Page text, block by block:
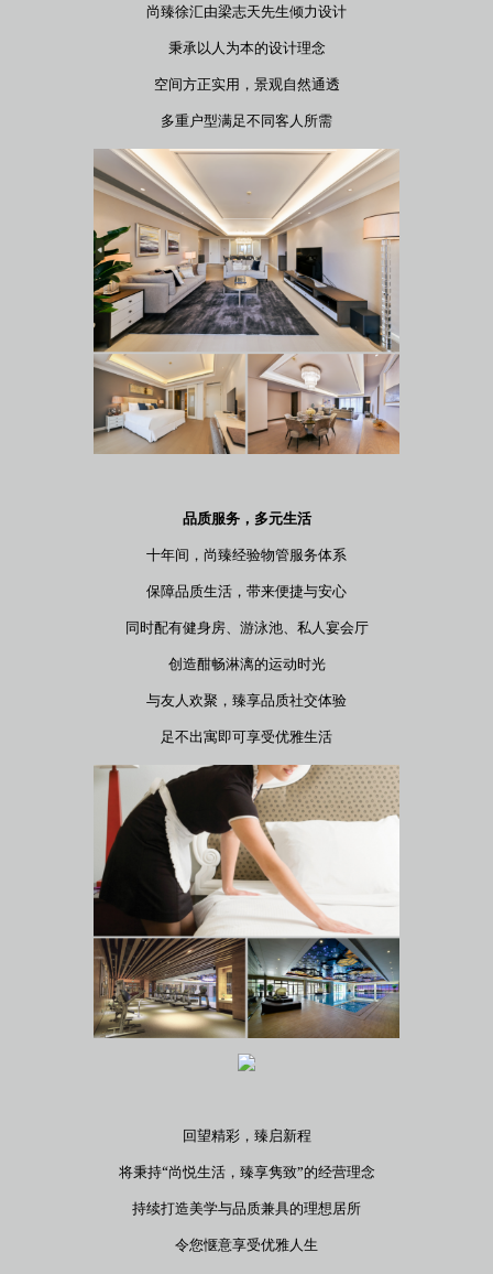
尚臻徐汇由梁志天先生倾力设计
秉承以人为本的设计理念
空间方正实用，景观自然通透
多重户型满足不同客人所需
品质服务，多元生活
十年间，尚臻经验物管服务体系
保障品质生活，带来便捷与安心
同时配有健身房、游泳池、私人宴会厅
创造酣畅淋漓的运动时光
与友人欢聚，臻享品质社交体验
足不出寓即可享受优雅生活
回望精彩，臻启新程
将秉持“尚悦生活，臻享隽致”的经营理念
持续打造美学与品质兼具的理想居所
令您惬意享受优雅人生